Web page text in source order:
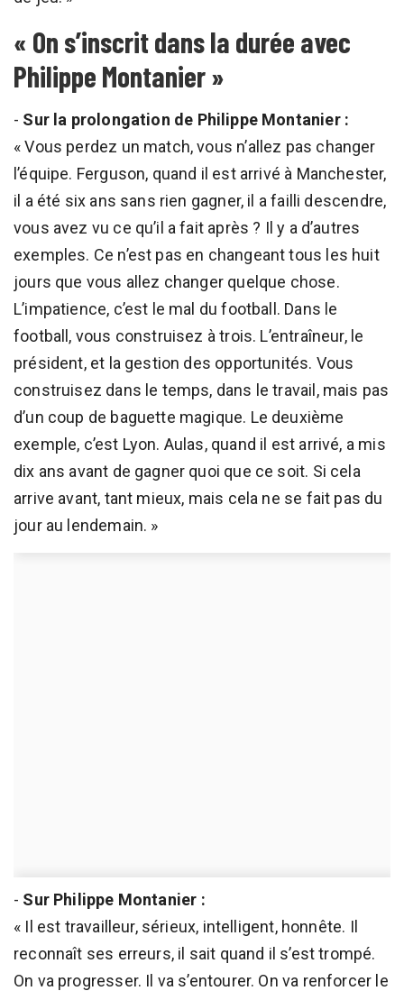
« On s’inscrit dans la durée avec
Philippe Montanier »
- Sur la prolongation de Philippe Montanier :
« Vous perdez un match, vous n’allez pas changer
l’équipe. Ferguson, quand il est arrivé à Manchester,
il a été six ans sans rien gagner, il a failli descendre,
vous avez vu ce qu’il a fait après ? Il y a d’autres
exemples. Ce n’est pas en changeant tous les huit
jours que vous allez changer quelque chose.
L’impatience, c’est le mal du football. Dans le
football, vous construisez à trois. L’entraîneur, le
président, et la gestion des opportunités. Vous
construisez dans le temps, dans le travail, mais pas
d’un coup de baguette magique. Le deuxième
exemple, c’est Lyon. Aulas, quand il est arrivé, a mis
dix ans avant de gagner quoi que ce soit. Si cela
arrive avant, tant mieux, mais cela ne se fait pas du
jour au lendemain. »
- Sur Philippe Montanier :
« Il est travailleur, sérieux, intelligent, honnête. Il
reconnaît ses erreurs, il sait quand il s’est trompé.
On va progresser. Il va s’entourer. On va renforcer le